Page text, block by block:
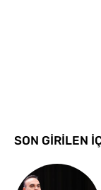
SON GİRİLEN